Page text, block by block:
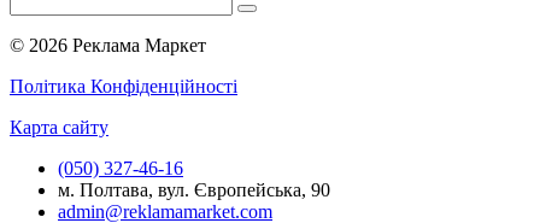
© 2026 Реклама Маркет
Політика Конфіденційності
Карта сайту
(050) 327-46-16
м. Полтава, вул. Європейська, 90
admin@reklamamarket.com